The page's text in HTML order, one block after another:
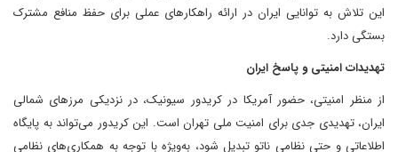
این تلاش به توانایی ایران در ارائه راهکارهای عملی برای حفظ منافع مشترک
بستگی دارد.
تهدیدات امنیتی و پاسخ ایران
از منظر امنیتی، حضور آمریکا در کریدور سیونیک، در نزدیکی مرزهای شمالی
ایران، تهدیدی جدی برای امنیت ملی تهران است. این کریدور می‌تواند به پایگاه
اطلاعاتی و حتی نظامی ناتو تبدیل شود، به‌ویژه با توجه به همکاری‌های نظامی